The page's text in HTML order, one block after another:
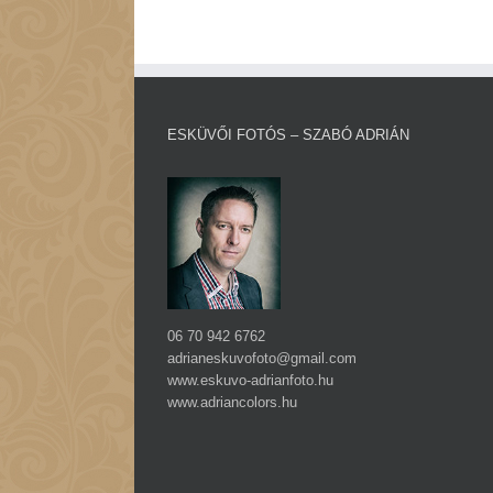
ESKÜVŐI FOTÓS – SZABÓ ADRIÁN
06 70 942 6762
adrianeskuvofoto@gmail.com
www.eskuvo-adrianfoto.hu
www.adriancolors.hu